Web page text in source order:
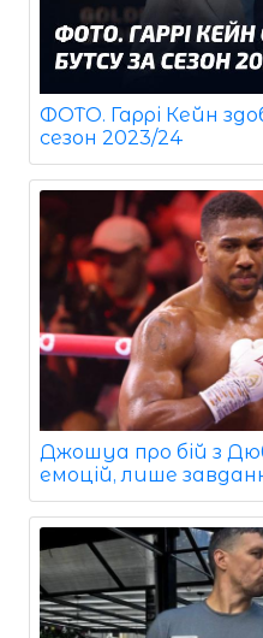
ФОТО. Гаррі Кейн
сезон 2023/24
Джошуа про бій з
емоцій, лише